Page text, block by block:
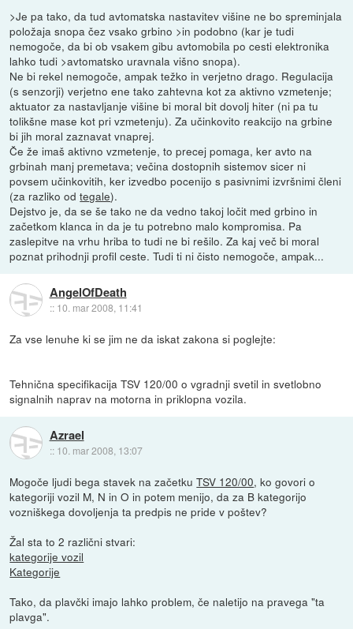
>Je pa tako, da tud avtomatska nastavitev višine ne bo spreminjala
položaja snopa čez vsako grbino >in podobno (kar je tudi
nemogoče, da bi ob vsakem gibu avtomobila po cesti elektronika
lahko tudi >avtomatsko uravnala višno snopa).
Ne bi rekel nemogoče, ampak težko in verjetno drago. Regulacija
(s senzorji) verjetno ene tako zahtevna kot za aktivno vzmetenje;
aktuator za nastavljanje višine bi moral bit dovolj hiter (ni pa tu
tolikšne mase kot pri vzmetenju). Za učinkovito reakcijo na grbine
bi jih moral zaznavat vnaprej.
Če že imaš aktivno vzmetenje, to precej pomaga, ker avto na
grbinah manj premetava; večina dostopnih sistemov sicer ni
povsem učinkovitih, ker izvedbo pocenijo s pasivnimi izvršnimi členi
(za razliko odtegale).
Dejstvo je, da se še tako ne da vedno takoj ločit med grbino in
začetkom klanca in da je tu potrebno malo kompromisa. Pa
zaslepitve na vrhu hriba to tudi ne bi rešilo. Za kaj več bi moral
poznat prihodnji profil ceste. Tudi ti ni čisto nemogoče, ampak...
AngelOfDeath
:: 10. mar 2008, 11:41
Za vse lenuhe ki se jim ne da iskat zakona si poglejte:
Tehnična specifikacija TSV 120/00 o vgradnji svetil in svetlobno
signalnih naprav na motorna in priklopna vozila.
Azrael
:: 10. mar 2008, 13:07
Mogoče ljudi bega stavek na začetkuTSV 120/00, ko govori o
kategoriji vozil M, N in O in potem menijo, da za B kategorijo
vozniškega dovoljenja ta predpis ne pride v poštev?
Žal sta to 2 različni stvari:
kategorije vozil
Kategorije
Tako, da plavčki imajo lahko problem, če naletijo na pravega "ta
plavga".